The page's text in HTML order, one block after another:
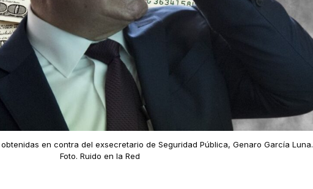
en contra del exsecretario de Seguridad Pública, Genaro García Luna.
Foto. Ruido en la Red